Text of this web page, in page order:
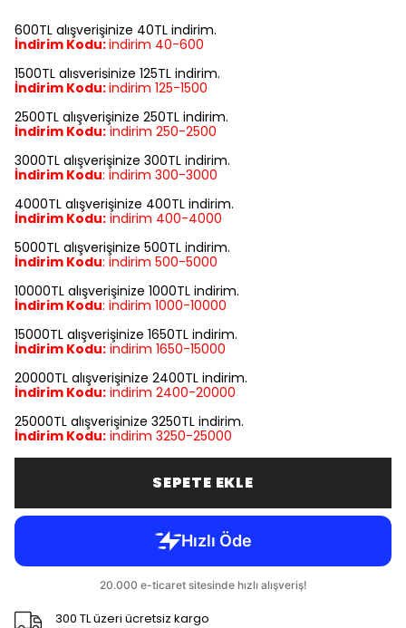
600TL alışverişinize 40TL indirim.
İndirim Kodu:indirim 40-600
1500TL alışverişinize 125TL indirim.
İndirim Kodu:indirim 125-1500
2500TL alışverişinize 250TL indirim.
İndirim Kodu: indirim 250-2500
3000TL alışverişinize 300TL indirim.
İndirim Kodu: indirim 300-3000
4000TL alışverişinize 400TL indirim.
İndirim Kodu: indirim 400-4000
5000TL alışverişinize 500TL indirim.
İndirim Kodu: indirim 500-5000
10000TL alışverişinize 1000TL indirim.
İndirim Kodu: indirim 1000-10000
15000TL alışverişinize 1650TL indirim.
İndirim Kodu: indirim 1650-15000
20000TL alışverişinize 2400TL indirim.
İndirim Kodu: indirim 2400-20000
25000TL alışverişinize 3250TL indirim.
İndirim Kodu: indirim 3250-25000
SEPETE EKLE
300 TL üzeri ücretsiz kargo